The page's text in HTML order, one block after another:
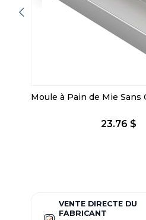
23.76 $
VENTE DIRECTE DU
FABRICANT